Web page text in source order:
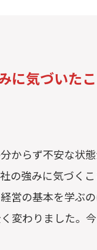
に気づいた
からず不安な状
の強みに気づく
営の基本を学ぶ
変わりました。